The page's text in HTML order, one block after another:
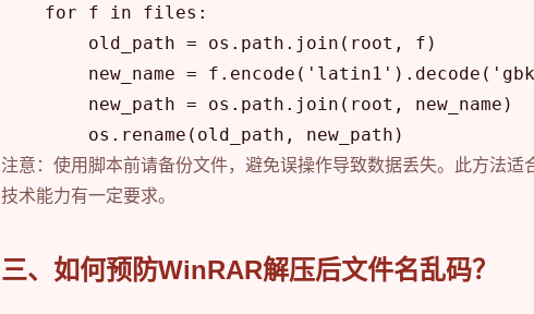
    for f in files:
        old_path = os.path.join(root, f)
new_name =
        new_path = os.path.join(root, new_name)
注意：使用脚本前请备份文件，避免误操作导致数据丢失。此方法适
技术能力有一定要求。
三、如何预防WinRAR解压后文件名乱码？